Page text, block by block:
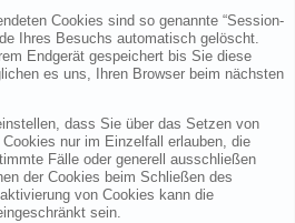
Cookies sind so genannte “Session-
Ihres Besuchs automatisch gelöscht.
Endgerät gespeichert bis Sie diese
es uns, Ihren Browser beim nächsten
dass Sie über das Setzen von
nur im Einzelfall erlauben, die
Fälle oder generell ausschließen
der Cookies beim Schließen des
von Cookies kann die
sein.